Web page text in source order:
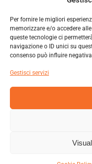
Per fornire le migliori
memorizzare e/o accedere
queste tecnologie ci
navigazione o ID unici su
consenso può influire
Gestisci servizi
Caschi
Informatica privacy
Condizioni generali di
+390332 332663 –